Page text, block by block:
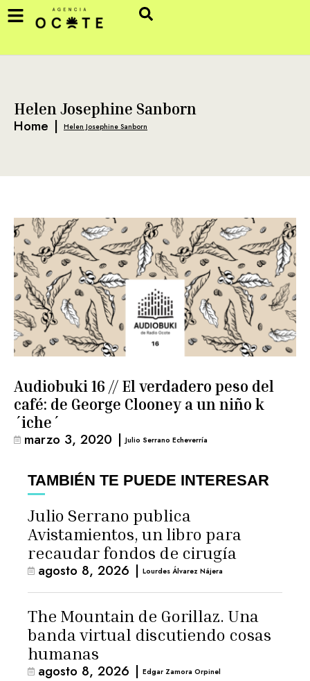
Helen Josephine Sanborn
Home | Helen Josephine Sanborn
Audiobuki 16 // El verdadero peso del
café: de George Clooney a un niño k
´iche´
marzo 3, 2020 | Julio Serrano Echeverría
TAMBIÉN TE PUEDE INTERESAR
Julio Serrano publica
Avistamientos, un libro para
recaudar fondos de cirugía
agosto 8, 2026 | Lourdes Álvarez Nájera
The Mountain de Gorillaz. Una
banda virtual discutiendo cosas
humanas
agosto 8, 2026 | Edgar Zamora Orpinel